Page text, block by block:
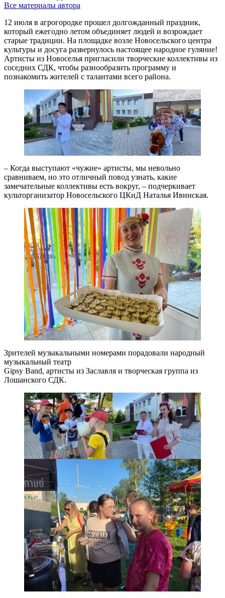
Все материалы автора
12 июля в агрогородке прошел долгожданный праздник,
который ежегодно летом объединяет людей и возрождает
старые традиции. На площадке возле Новосельского центра
культуры и досуга развернулось настоящее народное гуляние!
Артисты из Новоселья пригласили творческие коллективы из
соседних СДК, чтобы разнообразить программу и
познакомить жителей с талантами всего района.
– Когда выступают «чужие» артисты, мы невольно
сравниваем, но это отличный повод узнать, какие
замечательные коллективы есть вокруг, – подчеркивает
культорганизатор Новосельского ЦКиД Наталья Ивинская.
Зрителей музыкальными номерами порадовали народный
музыкальный театр
Gipsy Band, артисты из Заславля и творческая группа из
Лошанского СДК.